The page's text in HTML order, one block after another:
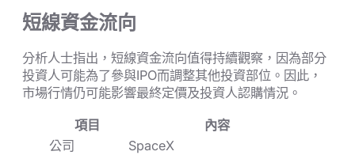
短線資金流向
分析人士指出，短線資金流向值得持續觀察，因為部分
投資人可能為了參與IPO而調整其他投資部位。因此，
市場行情仍可能影響最終定價及投資人認購情況。
項目
內容
公司
SpaceX